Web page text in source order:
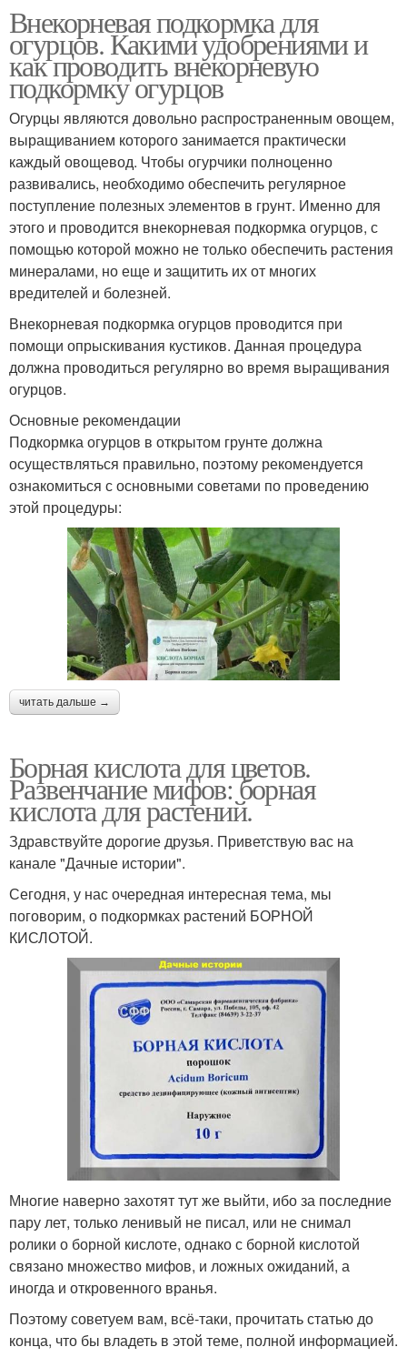
Внекорневая подкормка для
огурцов. Какими удобрениями и
как проводить внекорневую
подкормку огурцов
Огурцы являются довольно распространенным овощем,
выращиванием которого занимается практически
каждый овощевод. Чтобы огурчики полноценно
развивались, необходимо обеспечить регулярное
поступление полезных элементов в грунт. Именно для
этого и проводится внекорневая подкормка огурцов, с
помощью которой можно не только обеспечить растения
минералами, но еще и защитить их от многих
вредителей и болезней.
Внекорневая подкормка огурцов проводится при
помощи опрыскивания кустиков. Данная процедура
должна проводиться регулярно во время выращивания
огурцов.
Основные рекомендации
Подкормка огурцов в открытом грунте должна
осуществляться правильно, поэтому рекомендуется
ознакомиться с основными советами по проведению
этой процедуры:
читать дальше →
Борная кислота для цветов.
Развенчание мифов: борная
кислота для растений.
Здравствуйте дорогие друзья. Приветствую вас на
канале "Дачные истории".
Сегодня, у нас очередная интересная тема, мы
поговорим, о подкормках растений БОРНОЙ
КИСЛОТОЙ.
Многие наверно захотят тут же выйти, ибо за последние
пару лет, только ленивый не писал, или не снимал
ролики о борной кислоте, однако с борной кислотой
связано множество мифов, и ложных ожиданий, а
иногда и откровенного вранья.
Поэтому советуем вам, всё-таки, прочитать статью до
конца, что бы владеть в этой теме, полной информацией.